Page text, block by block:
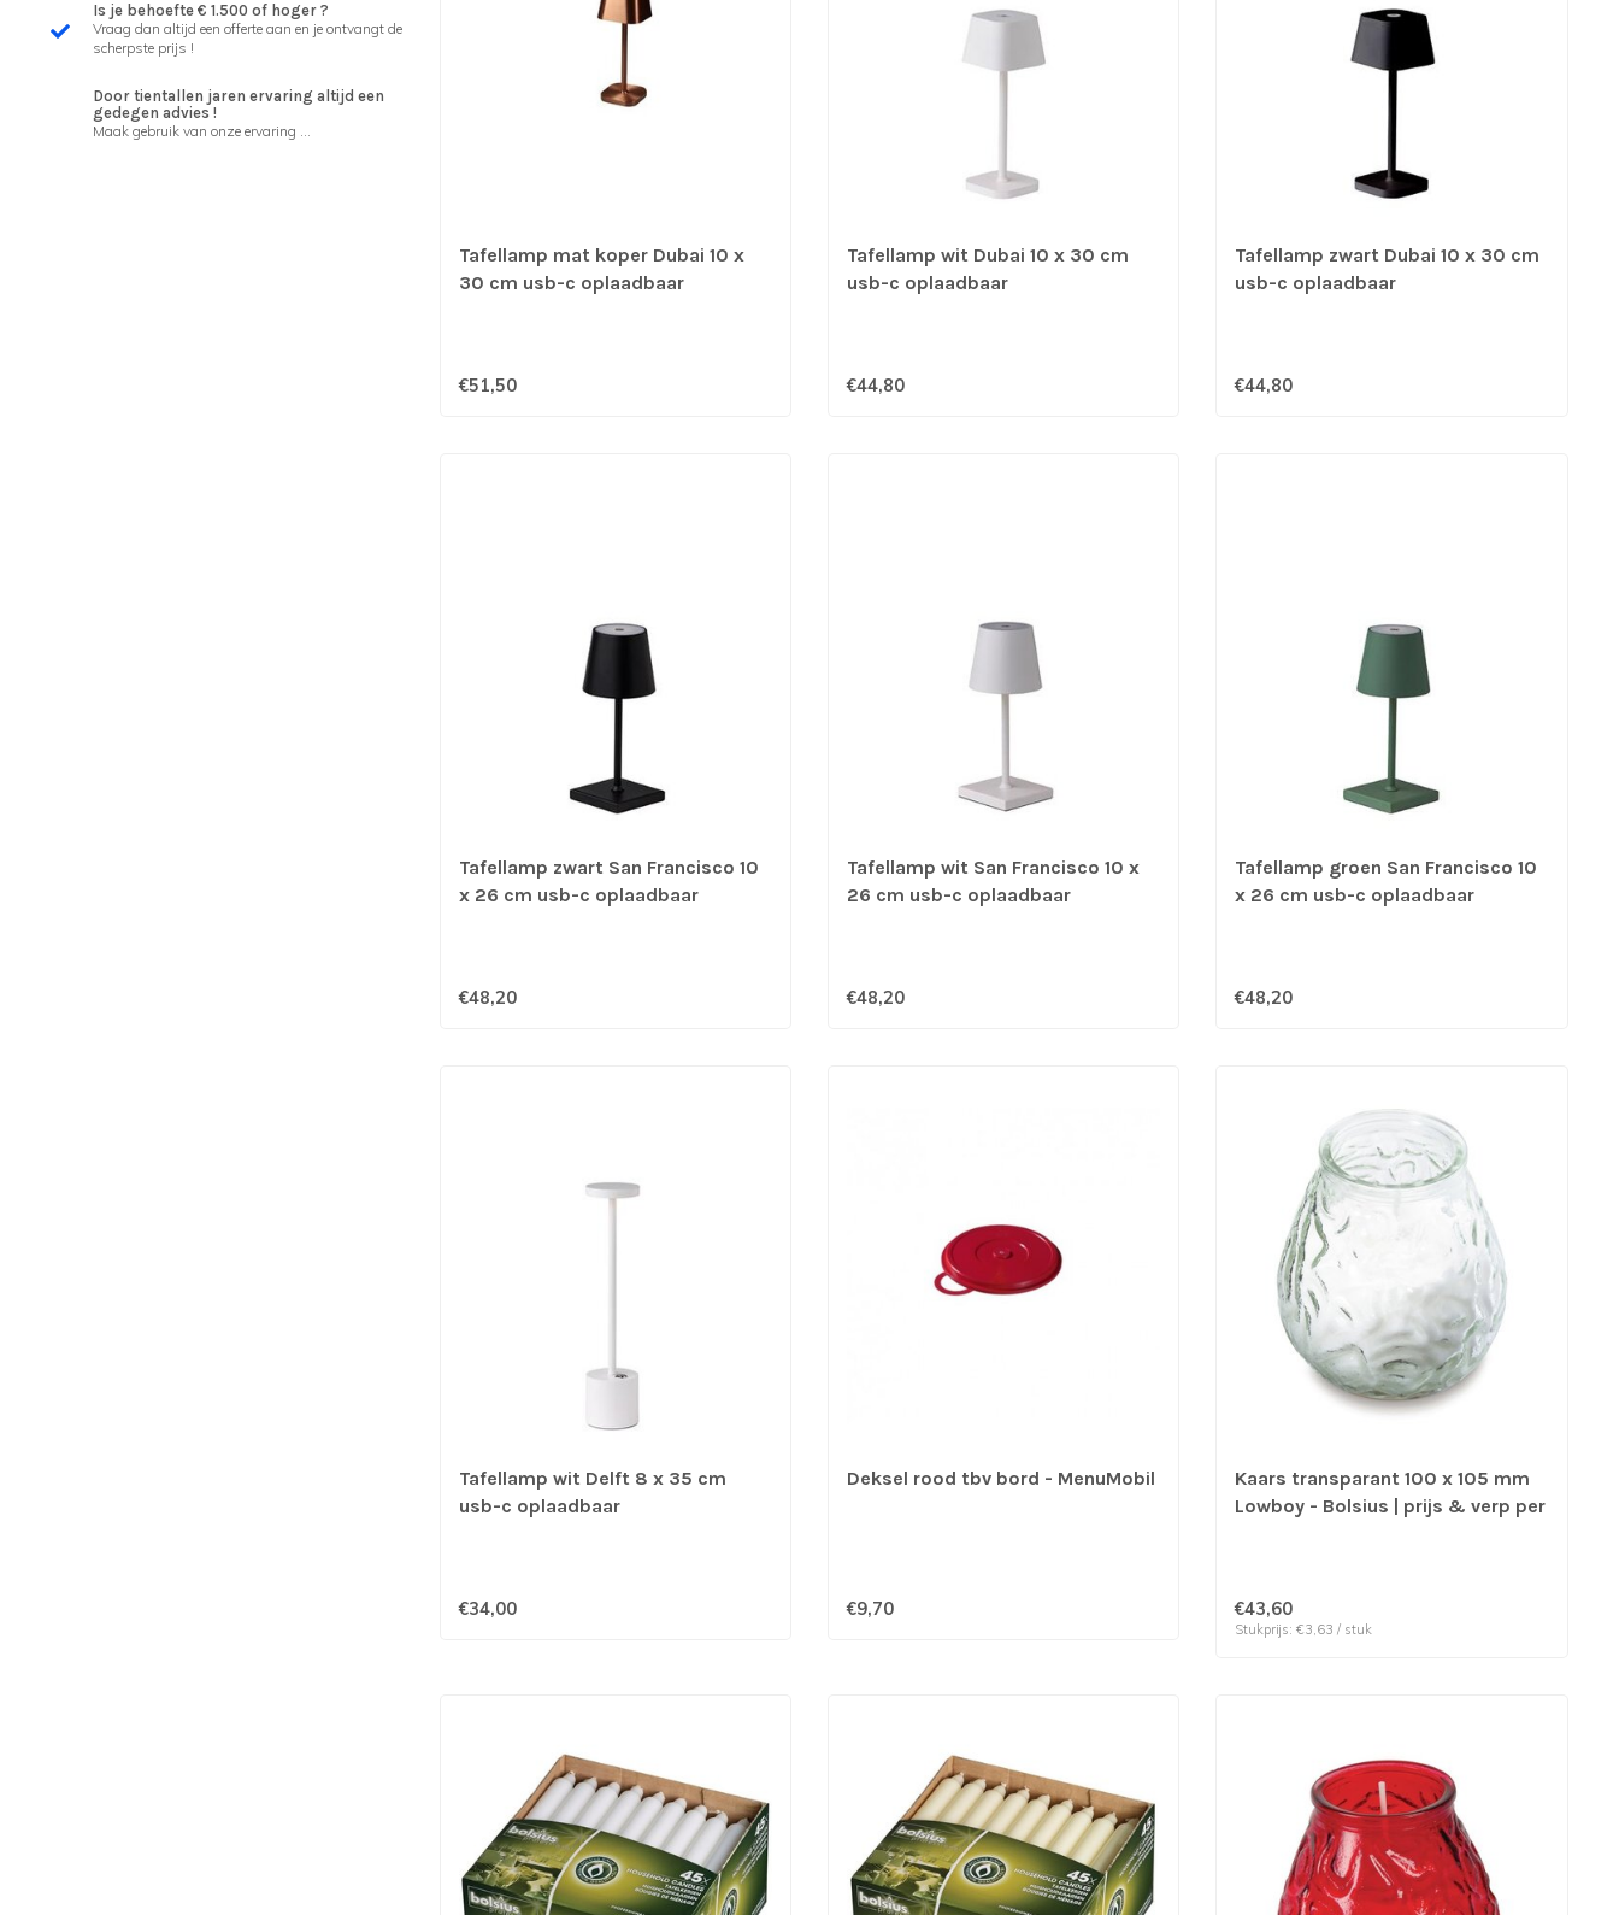
Is je behoefte € 1.500 of hoger ?
Vraag dan altijd een offerte aan en je ontvangt de
scherpste prijs !
Door tientallen jaren ervaring altijd een
gedegen advies !
Maak gebruik van onze ervaring ...
Tafellamp mat koper Dubai 10 x
30 cm usb-c oplaadbaar
€51,50
Tafellamp wit Dubai 10 x 30 cm
usb-c oplaadbaar
€44,80
Tafellamp zwart Dubai 10 x 30 cm
usb-c oplaadbaar
€44,80
Tafellamp zwart San Francisco 10
x 26 cm usb-c oplaadbaar
€48,20
Tafellamp wit San Francisco 10 x
26 cm usb-c oplaadbaar
€48,20
Tafellamp groen San Francisco 10
x 26 cm usb-c oplaadbaar
€48,20
Tafellamp wit Delft 8 x 35 cm
usb-c oplaadbaar
€34,00
Deksel rood tbv bord - MenuMobil
€9,70
Kaars transparant 100 x 105 mm
Lowboy - Bolsius | prijs & verp per
€43,60
Stukprijs: €3,63 / stuk